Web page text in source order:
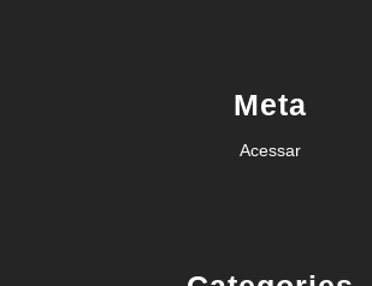
Meta
Acessar